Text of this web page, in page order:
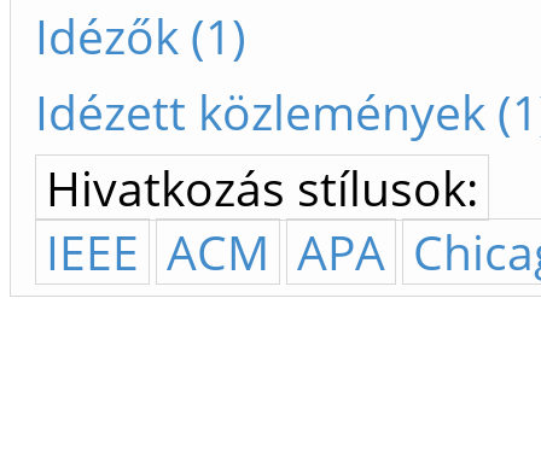
Idézők (1)
Idézett közlemények
Hivatkozás stílusok:
IEEE ACM APA